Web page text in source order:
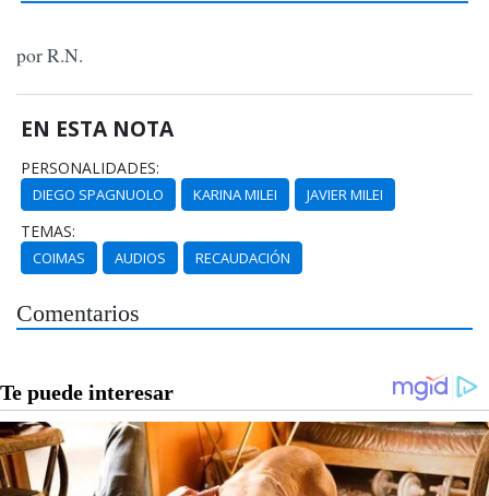
por R.N.
EN ESTA NOTA
PERSONALIDADES:
DIEGO SPAGNUOLO KARINA MILEI JAVIER MILEI
TEMAS:
COIMAS AUDIOS RECAUDACIÓN
Comentarios